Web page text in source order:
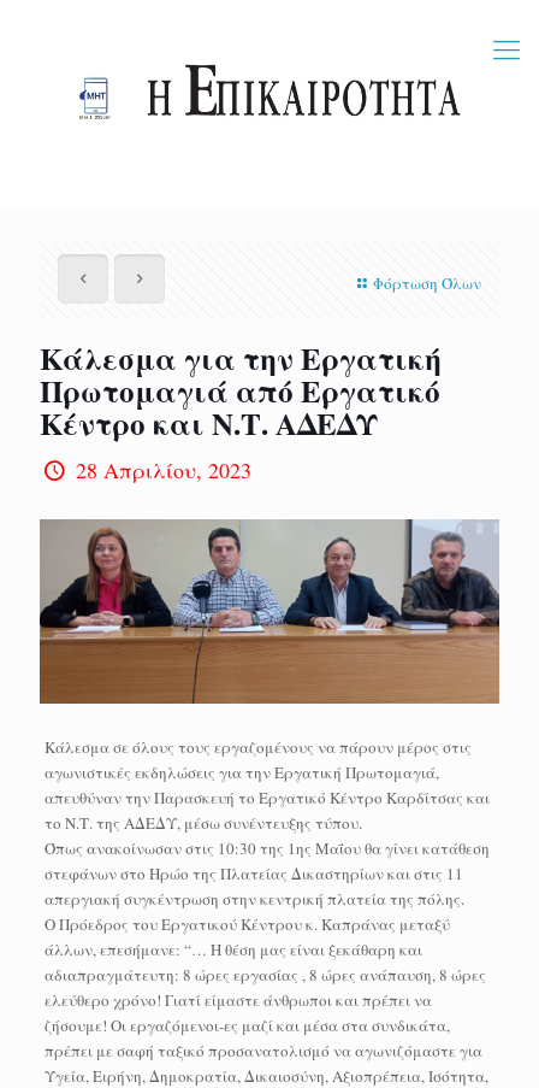
Φόρτωση Όλων
Κάλεσμα για την Εργατική
Πρωτομαγιά από Εργατικό
Κέντρο και Ν.Τ. ΑΔΕΔΥ
28 Απριλίου, 2023
Κάλεσμα σε όλους τους εργαζομένους να πάρουν μέρος στις
αγωνιστικές εκδηλώσεις για την Εργατική Πρωτομαγιά,
απευθύναν την Παρασκευή το Εργατικό Κέντρο Καρδίτσας και
το Ν.Τ. της ΑΔΕΔΥ, μέσω συνέντευξης τύπου.
Όπως ανακοίνωσαν στις 10:30 της 1ης Μαΐου θα γίνει κατάθεση
στεφάνων στο Ηρώο της Πλατείας Δικαστηρίων και στις 11
απεργιακή συγκέντρωση στην κεντρική πλατεία της πόλης.
Ο Πρόεδρος του Εργατικού Κέντρου κ. Καπράνας μεταξύ
άλλων, επεσήμανε: “… Η θέση μας είναι ξεκάθαρη και
αδιαπραγμάτευτη: 8 ώρες εργασίας , 8 ώρες ανάπαυση, 8 ώρες
ελεύθερο χρόνο! Γιατί είμαστε άνθρωποι και πρέπει να
ζήσουμε! Οι εργαζόμενοι-ες μαζί και μέσα στα συνδικάτα,
πρέπει με σαφή ταξικό προσανατολισμό να αγωνιζόμαστε για
Υγεία, Ειρήνη, Δημοκρατία, Δικαιοσύνη, Αξιοπρέπεια, Ισότητα,